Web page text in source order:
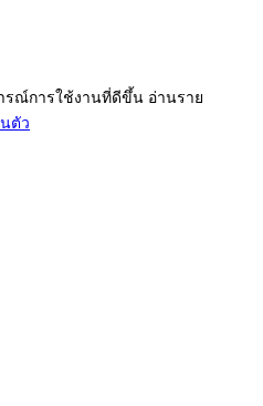
รณ์การใช้งานที่ดีขึ้น อ่านราย
ตัว